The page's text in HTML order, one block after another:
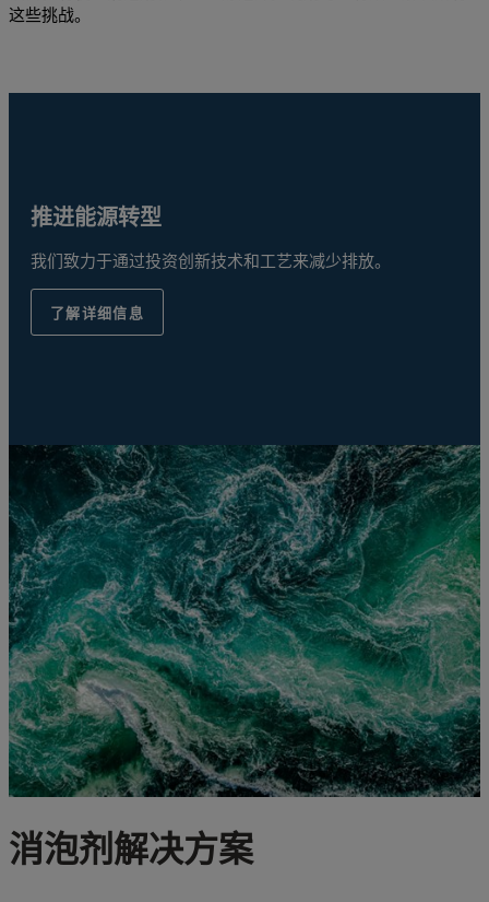
这些挑战。
推进能源转型
我们致力于通过投资创新技术和工艺来减少排放。
了解详细信息
消泡剂解决方案